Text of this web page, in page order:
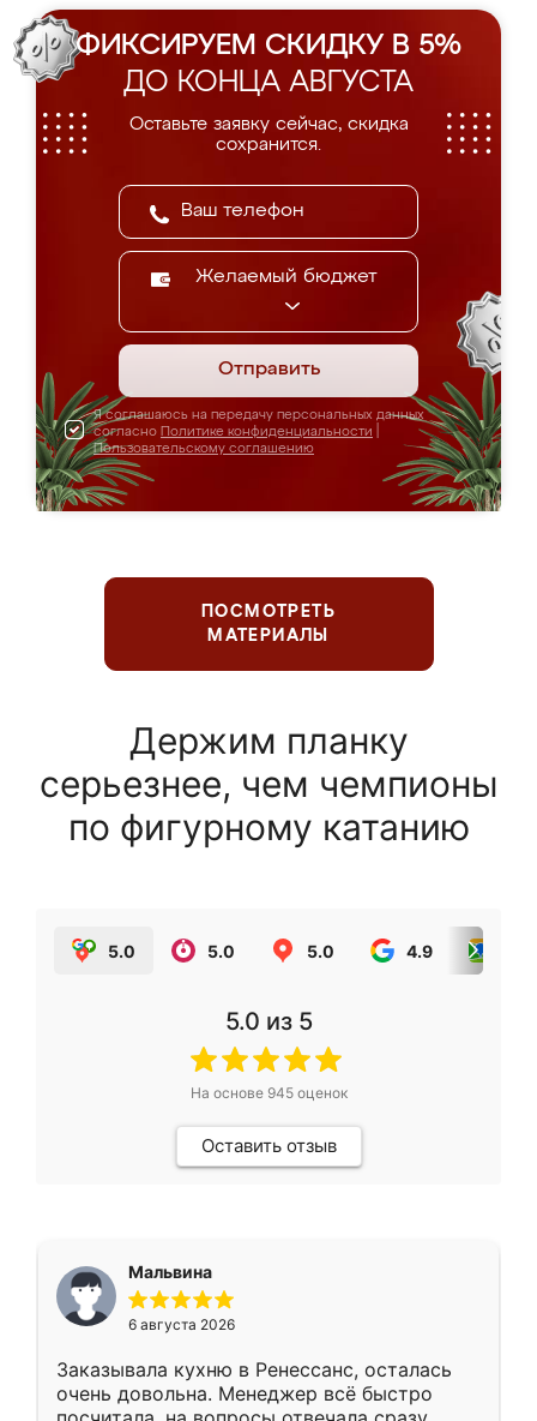
ФИКСИРУЕМ СКИДКУ В 5%
ДО КОНЦА АВГУСТА
Оставьте заявку сейчас, скидка
сохранится.
Желаемый бюджет
Отправить
Я соглашаюсь на передачу персональных данных
согласно Политике конфиденциальности
Пользовательскому соглашению
ПОСМОТРЕТЬ
МАТЕРИАЛЫ
Держим планку
серьезнее, чем чемпионы
по фигурному катанию
5.0 5.0 5.0 4.9
5.0 из 5
На основе 945оценок
Оставить отзыв
Мальвина
6 августа 2026
Заказывала кухню в Ренессанс, осталась
очень довольна. Менеджер всё быстро